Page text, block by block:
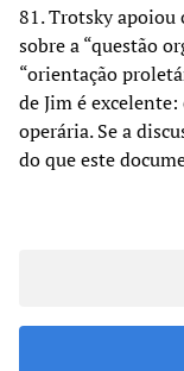
81. Trotsky apoiou
sobre a “questão
“orientação
de Jim é
operária. Se a
do que este